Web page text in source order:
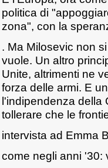
politica di
zona", con la
. Ma Milosevic non
vuole. Un altro
Unite, altrimenti ne
forza delle armi. E
l'indipendenza della
tollerare che le
intervista ad Emma
come negli anni '30: